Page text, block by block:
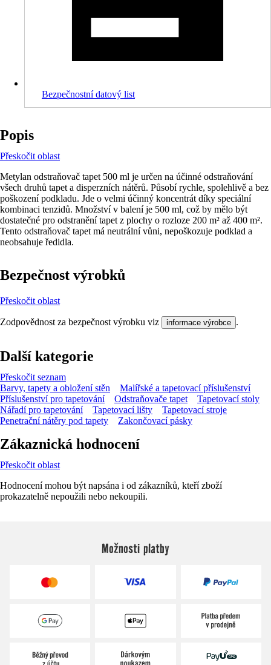
Bezpečnostní datový list
Popis
Přeskočit oblast
Metylan odstraňovač tapet 500 ml je určen na účinné odstraňování
všech druhů tapet a disperzních nátěrů. Působí rychle, spolehlivě a bez
poškození podkladu. Jde o velmi účinný koncentrát díky speciální
kombinaci tenzidů. Množství v balení je 500 ml, což by mělo být
dostatečné pro odstranění tapet z plochy o rozloze 200 m² až 400 m².
Tento odstraňovač tapet má neutrální vůni, nepoškozuje podklad a
neobsahuje ředidla.
Bezpečnost výrobků
Přeskočit oblast
Zodpovědnost za bezpečnost výrobku viz informace výrobce .
Další kategorie
Přeskočit seznam
Barvy, tapety a obložení stěn
Malířské a tapetovací příslušenství
Příslušenství pro tapetování
Odstraňovače tapet
Tapetovací stoly
Nářadí pro tapetování
Tapetovací lišty
Tapetovací stroje
Penetrační nátěry pod tapety
Zakončovací pásky
Zákaznická hodnocení
Přeskočit oblast
Hodnocení mohou být napsána i od zákazníků, kteří zboží
prokazatelně nepoužili nebo nekoupili.
Možnosti platby